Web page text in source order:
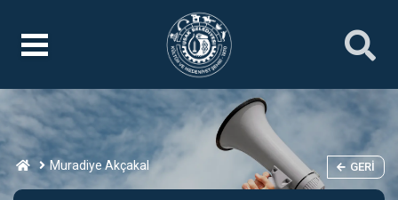
Muradiye Akçakal GERI